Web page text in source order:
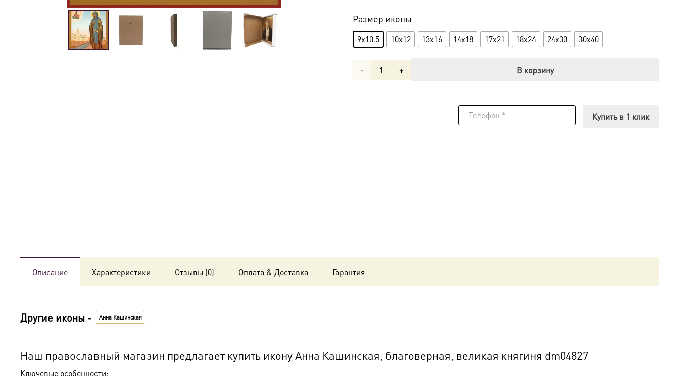
Размер иконы
9x10.5 10x12 13x16 14x18 17x21 18x24 24x30 30x40
Количество
подарочной
В корзину
Купить в 1 клик
Описание Характеристики Отзывы (0) Оплата & Доставка Гарантия
Другие иконы - Анна Кашинская
Наш православный магазин предлагает купить икону Анна Кашинская, благоверная, великая княгиня dm04827
Ключевые особенности: